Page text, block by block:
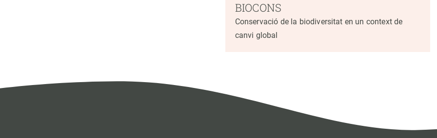
BIOCONS
Conservació de la biodiversitat en un context de
canvi global